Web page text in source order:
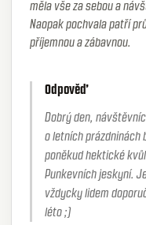
měla vše za sebou a
Naopak pochvala patří
příjemnou a zábavnou.
Odpověď
Dobrý den,
o letních prázdninách
poněkud hektické
Punkevních jeskyní.
vždycky lidem
léto ;)